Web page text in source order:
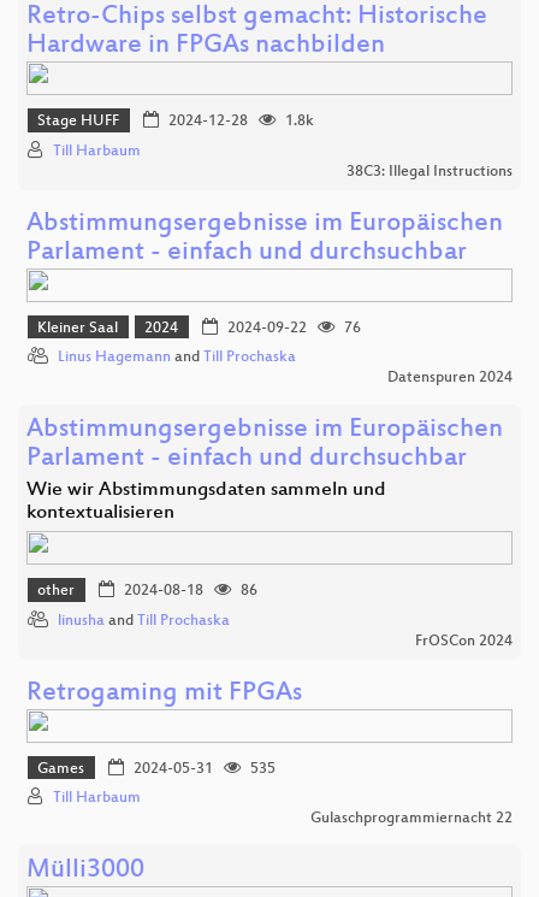
Retro-Chips selbst gemacht: Historische
Hardware in FPGAs nachbilden
Stage HUFF 2024-12-28
1.8k
Till Harbaum
38C3: Illegal Instructions
Abstimmungsergebnisse im Europäischen
Parlament - einfach und durchsuchbar
Kleiner Saal 2024 2024-09-22
76
Linus Hagemann and Till Prochaska
Datenspuren 2024
Abstimmungsergebnisse im Europäischen
Parlament - einfach und durchsuchbar
Wie wir Abstimmungsdaten sammeln und
kontextualisieren
other 2024-08-18
86
linusha and Till Prochaska
FrOSCon 2024
Retrogaming mit FPGAs
Games 2024-05-31
535
Till Harbaum
Gulaschprogrammiernacht 22
Mülli3000